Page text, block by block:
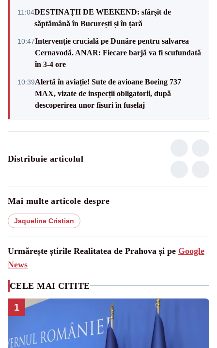
11:04DESTINAȚII DE WEEKEND: sfârșit de
săptămână în București și în țară
10:47Intervenție crucială pe Dunăre pentru salvarea
Cernavodă. ANAR: Fiecare barjă va fi scufundată
în 3-4 ore
10:39Alertă în aviație! Sute de avioane Boeing 737
MAX, vizate de inspecții obligatorii, după
descoperirea unor fisuri în fuselaj
Distribuie articolul
Mai multe articole despre
Jaqueline Cristian
Urmărește știrile Realitatea de Prahova și pe Google
News
CELE MAI CITITE
1